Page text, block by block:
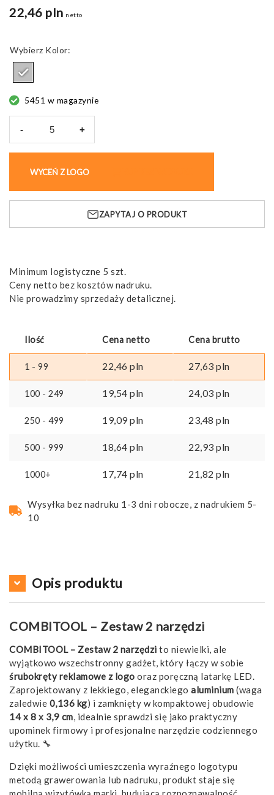
22,46 pln netto
Kolor
5451 w magazynie
-
narzędzi
Combitool,
aluminiowy
+
WYCEŃ Z LOGO
ZAPYTAJ O PRODUKT
Minimum logistyczne 5 szt.
Ceny netto bez kosztów nadruku.
Nie prowadzimy sprzedaży detalicznej.
Ilość Cena netto Cena brutto
1 - 99 22,46 pln 27,63 pln
100 - 249 19,54 pln 24,03 pln
250 - 499 19,09pln 23,48 pln
500 - 999 18,64 pln 22,93 pln
1000+ 17,74 pln 21,82 pln
Wysyłka bez nadruku 1-3 dni robocze, z nadrukiem 5-
10
Opis produktu
COMBITOOL – Zestaw 2 narzędzi
COMBITOOL – Zestaw 2 narzędzi to niewielki, ale
wyjątkowo wszechstronny gadżet, który łączy w sobie
śrubokręty reklamowe z logo oraz poręczną latarkę LED.
Zaprojektowany z lekkiego, eleganckiego aluminium (waga
zaledwie 0,136 kg) i zamknięty w kompaktowej obudowie
14 x 8 x 3,9 cm, idealnie sprawdzi się jako praktyczny
upominek firmowy i profesjonalne narzędzie codziennego
użytku. 🔧
Dzięki możliwości umieszczenia wyraźnego logotypu
metodą grawerowania lub nadruku, produkt staje się